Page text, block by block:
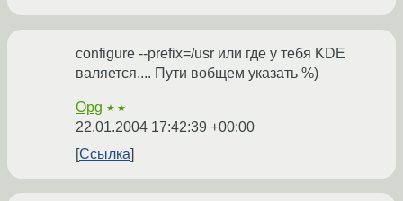
configure --prefix=/usr или где у тебя KDE
валяется.... Пути вобщем указать %)
Opg ★★
22.01.2004 17:42:39 +00:00
Ссылка